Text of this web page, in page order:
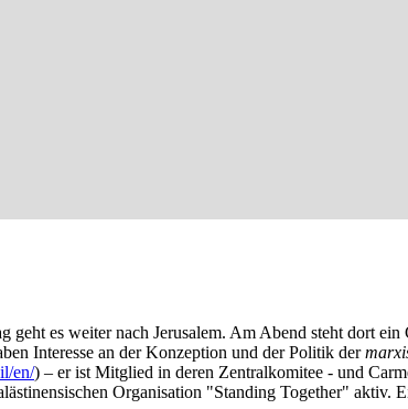
geht es weiter nach Jerusalem. Am Abend steht dort
Interesse an der Konzeption und der Politik der
en/) – er ist Mitglied in deren Zentralkomitee - und
Organisation "Standing Together" aktiv.